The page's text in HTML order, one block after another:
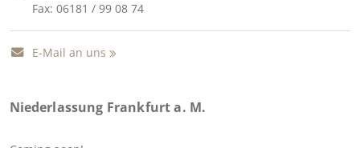
Fax: 06181 / 99 08 74
E-Mail an uns
Niederlassung Frankfurt a. M.